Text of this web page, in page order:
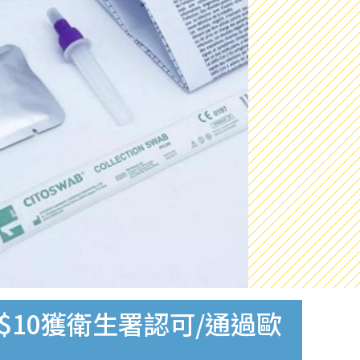
獲衛生署認可/通過歐